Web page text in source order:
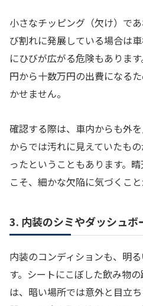
小さなチッピング（欠け）で
び割れに発展している場合は
にひびが広がる危険もありま
円から十数万円の出費になる
かせません。
確認する際は、車内からも外
からでは汚れに見えていたも
ったということもあります。
こそ、細かな欠陥に気づくこと
3. 内装のシミやダッシュボ
内装のコンディションも、明
す。シートにこぼした飲み物
は、暗い場所では意外と目立